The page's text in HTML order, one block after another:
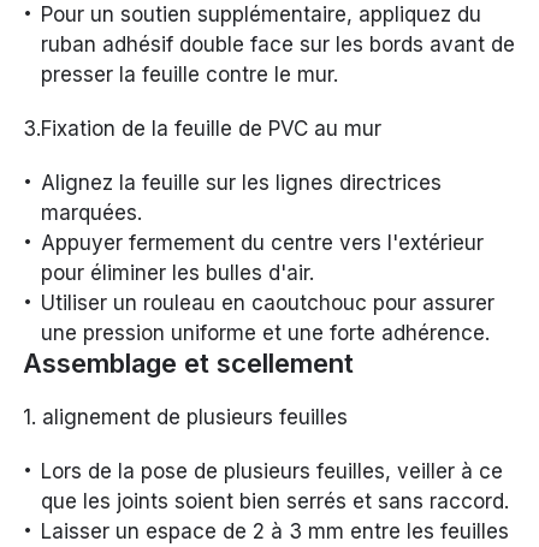
Pour un soutien supplémentaire, appliquez du
ruban adhésif double face sur les bords avant de
presser la feuille contre le mur.
3.Fixation de la feuille de PVC au mur
Alignez la feuille sur les lignes directrices
marquées.
Appuyer fermement du centre vers l'extérieur
pour éliminer les bulles d'air.
Utiliser un rouleau en caoutchouc pour assurer
une pression uniforme et une forte adhérence.
Assemblage et scellement
1. alignement de plusieurs feuilles
Lors de la pose de plusieurs feuilles, veiller à ce
que les joints soient bien serrés et sans raccord.
Laisser un espace de 2 à 3 mm entre les feuilles